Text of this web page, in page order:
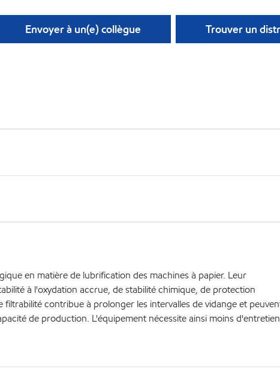
Envoyer à un(e) collègue Trouver un
en matière de lubrification des machines à papier. Leur
à l'oxydation accrue, de stabilité chimique, de protection
contribue à prolonger les intervalles de vidange et
de production. L'équipement nécessite ainsi moins d'entretien